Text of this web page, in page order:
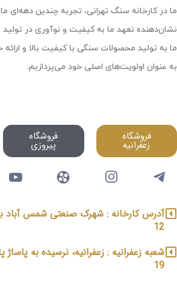
ما در کارخانه سنگ تهرانی، تجربه چندین دهه‌ای
نشان‌دهنده تعهد ما به کیفیت و نوآوری در
ما به تولید محصولات سنگی با کیفیت بالا و
به عنوان اولویت‌های اصلی خود می‌پردازیم.
فروشگاه
زعفرانیه
فروشگاه
پیروزی
آدرس کارخانه : شهرک صنعتی شمس آباد
12
شعبه زعفرانیه : زعفرانیه، نرسیده به پاساژ
19